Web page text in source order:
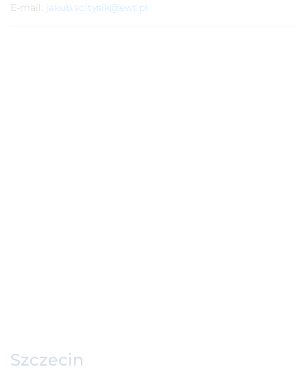
E-mail: jakub.soltysik@ewt.pl
Szczecin